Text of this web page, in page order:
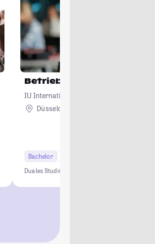
Betriebswirtschaftslehre
IU Internationale Hochschule
Düsseldorf + 23
Bachelor
Duales Studium